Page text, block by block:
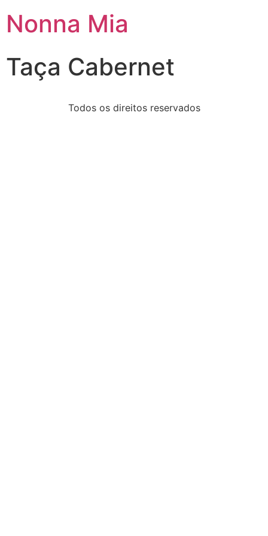
Nonna Mia
Taça Cabernet
Todos os direitos reservados